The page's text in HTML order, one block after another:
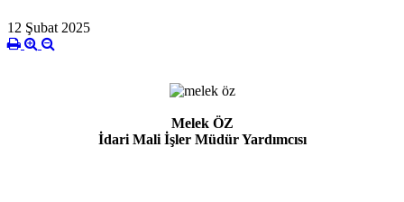
12 Şubat 2025
Melek ÖZ
İdari Mali İşler Müdür Yardımcısı